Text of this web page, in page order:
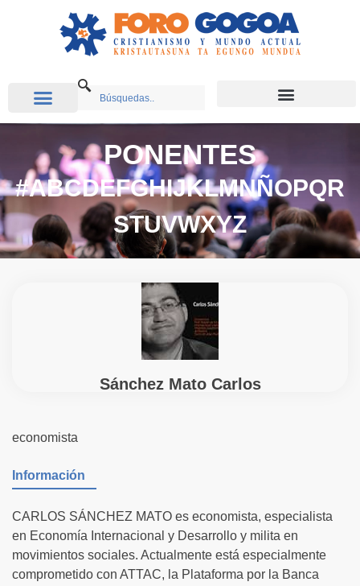
PONENTES
#ABCDEFGHIJKLMNÑOPQR
STUVWXYZ
Sánchez Mato Carlos
economista
Información
CARLOS SÁNCHEZ MATO es economista, especialista
en Economía Internacional y Desarrollo y milita en
movimientos sociales. Actualmente está especialmente
comprometido con ATTAC, la Plataforma por la Banca